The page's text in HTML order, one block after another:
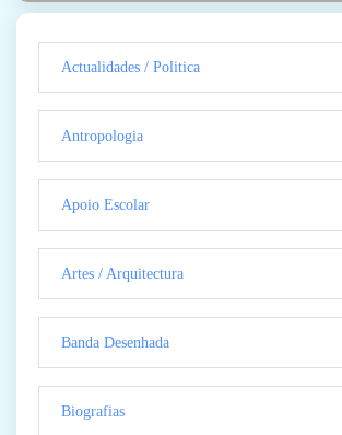
Actualidades / Politica
Antropologia
Apoio Escolar
Artes / Arquitectura
Banda Desenhada
Biografias